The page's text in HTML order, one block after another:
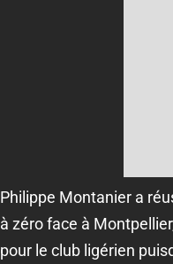
Philippe Montanier a
à zéro face à
pour le club ligérien